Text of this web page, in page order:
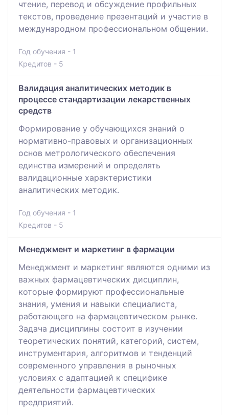
чтение, перевод и обсуждение профильных
текстов, проведение презентаций и участие в
международном профессиональном общении.
Год обучения - 1
Кредитов - 5
Валидация аналитических методик в
процессе стандартизации лекарственных
средств
Формирование у обучающихся знаний о
нормативно-правовых и организационных
основ метрологического обеспечения
единства измерений и определять
валидационные характеристики
аналитических методик.
Год обучения - 1
Кредитов - 5
Менеджмент и маркетинг в фармации
Менеджмент и маркетинг являются одними из
важных фармацевтических дисциплин,
которые формируют профессиональные
знания, умения и навыки специалиста,
работающего на фармацевтическом рынке.
Задача дисциплины состоит в изучении
теоретических понятий, категорий, систем,
инструментария, алгоритмов и тенденций
современного управления в рыночных
условиях с адаптацией к специфике
деятельности фармацевтических
предприятий.